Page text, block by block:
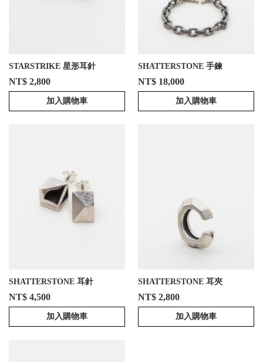
STARSTRIKE 星形耳針
NT$ 2,800
加入購物車
SHATTERSTONE 手鍊
NT$ 18,000
加入購物車
SHATTERSTONE 耳針
NT$ 4,500
加入購物車
SHATTERSTONE 耳夾
NT$ 2,800
加入購物車